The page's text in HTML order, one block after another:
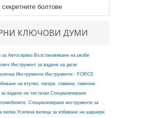
болтове
КЛЮЧОВИ ДУМИ
Автосервиз Възстановяване на резби
Инструмент за вадене на дюзи
Инструменти Инструменти - FORCE
на втулки, лагери, главини, тампони
вадене на чистачки Специализирани
Специализирани инструменти за
вилка Усилена вилица за избиване на шарнири